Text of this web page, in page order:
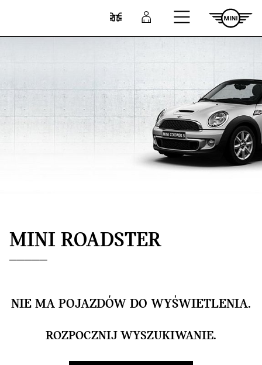
Przejdź do głównej treści
Porównaj Zaloguj się
MINI ROADSTER
NIE MA POJAZDÓW DO WYŚWIETLENIA.
ROZPOCZNIJ WYSZUKIWANIE.